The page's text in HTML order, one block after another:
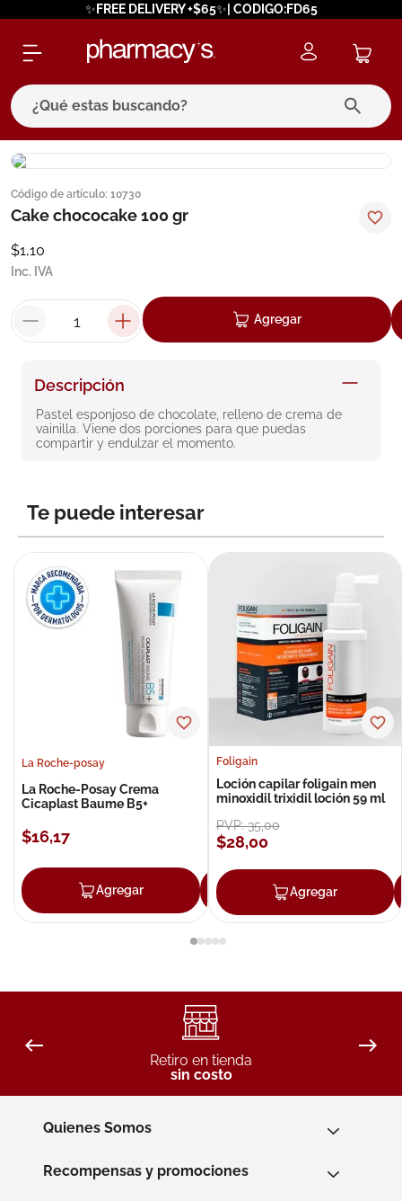
✨FREE DELIVERY +$65✨| CODIGO:FD65
¿Qué estas buscando?
Código de artículo: 10730
Cake chococake 100 gr
$1,10
Inc. IVA
Agregar
Descripción
Pastel esponjoso de chocolate, relleno de crema de
vainilla. Viene dos porciones para que puedas
compartir y endulzar el momento.
Te puede interesar
La Roche-posay
La Roche-Posay Crema
Cicaplast Baume B5+
$16,17
Agregar Agregar
Foligain
Loción capilar foligain men
minoxidil trixidil loción 59 ml
PVP:35,00
$28,00
Agregar
Retiro en tienda
sin costo
Quienes Somos
Recompensas y promociones
términos más buscados
1. eucerin
cerave
7. isdin
8. roche posay
9. nivea